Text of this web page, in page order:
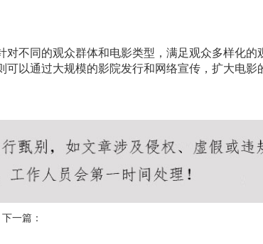
不同的观众群体和电影类型，满足观众多样化
以通过大规模的影院发行和网络宣传，扩大电影
下一篇：